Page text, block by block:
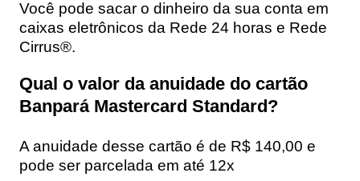
Você pode sacar o dinheiro da sua conta em
caixas eletrônicos da Rede 24 horas e Rede
Cirrus®.
Qual o valor da anuidade do cartão
Banpará Mastercard Standard?
A anuidade desse cartão é de R$ 140,00 e
pode ser parcelada em até 12x